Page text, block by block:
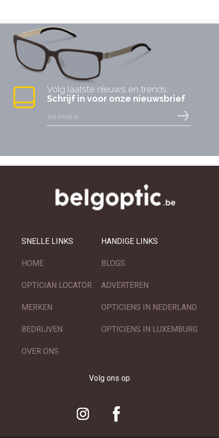
Volg laatste nieuws en trends.
Schrijf in voor onze nieuwsbrief
SNELLE LINKS
HOME
OPTICIAN LOCATOR
MERKEN
BEDRIJVEN
OVER ONS
HANDIGE LINKS
BLOGS
ADVERTEREN
OPTICIENS IN NEDERLAND
OPTICIENS IN LUXEMBURG
Volg ons op